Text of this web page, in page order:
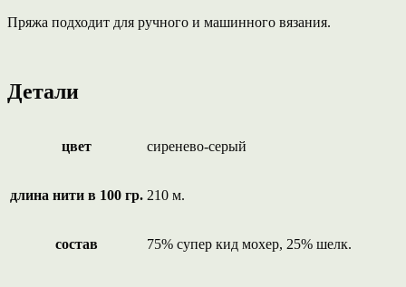
Пряжа подходит для ручного и машинного вязания.
Детали
цвет сиренево-серый
длина нити в 100 гр. 210 м.
состав 75% супер кид мохер, 25% шелк.